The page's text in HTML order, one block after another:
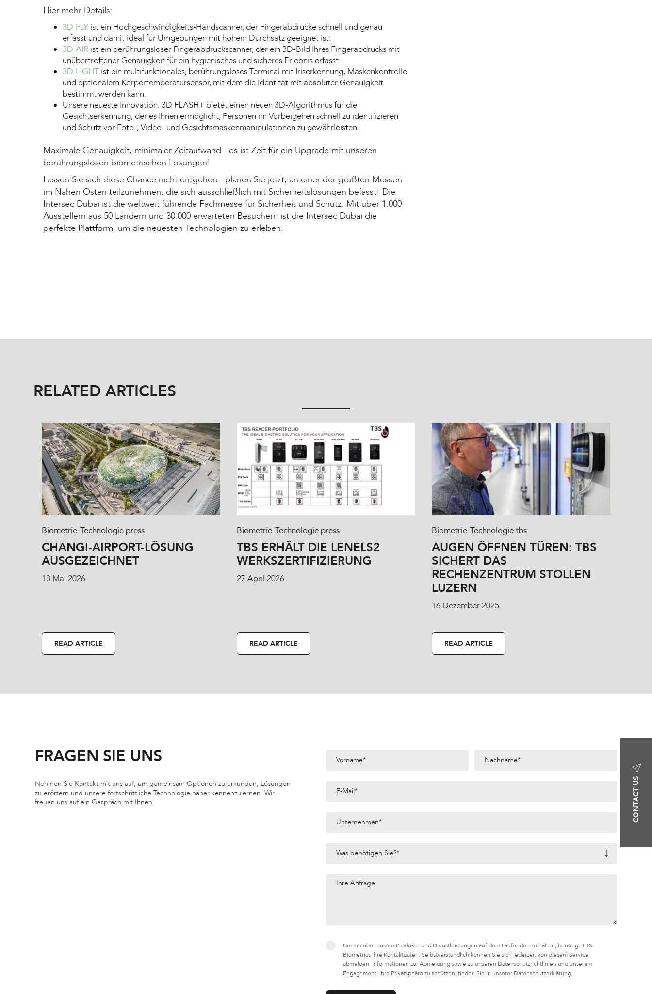
CONTACT US
Hier mehr Details:
3D FLY ist ein Hochgeschwindigkeits-Handscanner, der Fingerabdrücke schnell und genau
erfasst und damit ideal für Umgebungen mit hohem Durchsatz geeignet ist.
3D AIR ist ein berührungsloser Fingerabdruckscanner, der ein 3D-Bild Ihres Fingerabdrucks mit
unübertroffener Genauigkeit für ein hygienisches und sicheres Erlebnis erfasst.
3D LIGHT ist ein multifunktionales, berührungsloses Terminal mit Iriserkennung, Maskenkontrolle
und optionalem Körpertemperatursensor, mit dem die Identität mit absoluter Genauigkeit
bestimmt werden kann.
Unsere neueste Innovation: 3D FLASH+ bietet einen neuen 3D-Algorithmus für die
Gesichtserkennung, der es Ihnen ermöglicht, Personen im Vorbeigehen schnell zu identifizieren
und Schutz vor Foto-, Video- und Gesichtsmaskenmanipulationen zu gewährleisten.
Maximale Genauigkeit, minimaler Zeitaufwand - es ist Zeit für ein Upgrade mit unseren
berührungslosen biometrischen Lösungen!
Lassen Sie sich diese Chance nicht entgehen - planen Sie jetzt, an einer der größten Messen
im Nahen Osten teilzunehmen, die sich ausschließlich mit Sicherheitslösungen befasst! Die
Intersec Dubai ist die weltweit führende Fachmesse für Sicherheit und Schutz. Mit über 1.000
Ausstellern aus 50 Ländern und 30.000 erwarteten Besuchern ist die Intersec Dubai die
perfekte Plattform, um die neuesten Technologien zu erleben.
RELATED ARTICLES
Biometrie-Technologie press
CHANGI-AIRPORT-LÖSUNG
AUSGEZEICHNET
13 Mai 2026
READ ARTICLE
Biometrie-Technologie press
TBS ERHÄLT DIE LENELS2
WERKSZERTIFIZIERUNG
27 April 2026
READ ARTICLE
Biometrie-Technologietbs
AUGEN ÖFFNEN TÜREN: TBS
SICHERT DAS
RECHENZENTRUM STOLLEN
LUZERN
16 Dezember 2025
READ ARTICLE
FRAGEN SIE UNS
Nehmen Sie Kontakt mit uns auf, um gemeinsam Optionen zu erkunden, Lösungen
zu erörtern und unsere fortschrittliche Technologie näher kennenzulernen. Wir
freuen uns auf ein Gespräch mit Ihnen.
Um Sie über unsere Produkte und Dienstleistungen auf dem Laufenden zu halten, benötigt TBS
Biometrics Ihre Kontaktdaten. Selbstverständlich können Sie sich jederzeit von diesem Service
abmelden. Informationen zur Abmeldung sowie zu unseren Datenschutzrichtlinien und unserem
Engagement, Ihre Privatsphäre zu schützen, finden Sie in unserer Datenschutzerklärung.